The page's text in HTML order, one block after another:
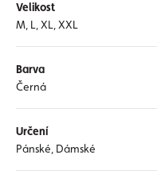
Velikost
M, L, XL, XXL
Barva
Černá
Určení
Pánské, Dámské